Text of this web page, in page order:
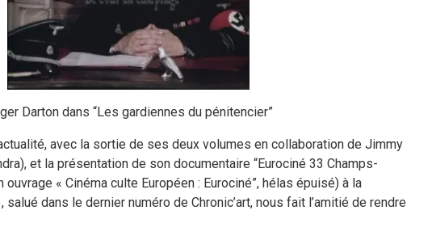
Darton dans “Les gardiennes du pénitencier”
avec la sortie de ses deux volumes en collaboration de Jimmy
et la présentation de son documentaire “Eurociné 33 Champs-
« Cinéma culte Européen : Eurociné”, hélas épuisé) à la
dans le dernier numéro de Chronic’art, nous fait l’amitié de rendre